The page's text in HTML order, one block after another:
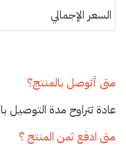
السعر الإجمالي
متى أتوصل بالمنتج؟
عادة تتراوح مدة التوصيل بالمنتج
متى ادفع ثمن المنتج ؟